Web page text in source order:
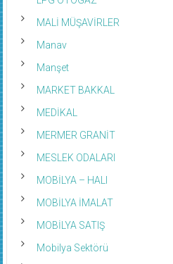
MALİ MÜŞAVİRLER
Manav
Manşet
MARKET BAKKAL
MEDİKAL
MERMER GRANİT
MESLEK ODALARI
MOBİLYA – HALI
MOBİLYA İMALAT
MOBİLYA SATIŞ
Mobilya Sektörü